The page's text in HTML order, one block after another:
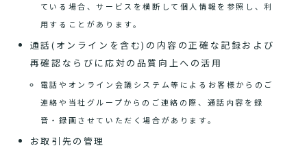
ている場合、サービスを横断して個人情報を参照し、利
用することがあります。
通話(オンラインを含む)の内容の正確な記録および
再確認ならびに応対の品質向上への活用
電話やオンライン会議システム等によるお客様からのご
連絡や当社グループからのご連絡の際、通話内容を録
音・録画させていただく場合があります。
お取引先の管理